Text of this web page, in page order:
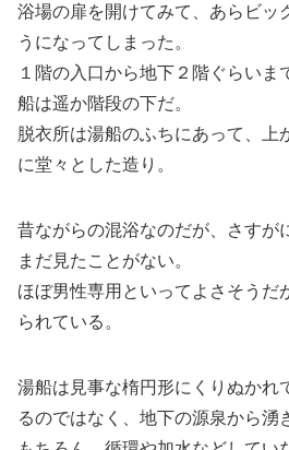
浴場の扉を開けてみて、あらビッ
うになってしまった。
１階の入口から地下２階ぐらいま
船は遥か階段の下だ。
脱衣所は湯船のふちにあって、上
に堂々とした造り。
昔ながらの混浴なのだが、さすが
まだ見たことがない。
ほぼ男性専用といってよさそうだ
られている。
湯船は見事な楕円形にくりぬかれ
るのではなく、地下の源泉から湧